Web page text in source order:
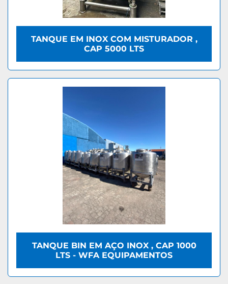
TANQUE EM INOX COM MISTURADOR ,
CAP 5000 LTS
TANQUE BIN EM AÇO INOX , CAP 1000
LTS - WFA EQUIPAMENTOS